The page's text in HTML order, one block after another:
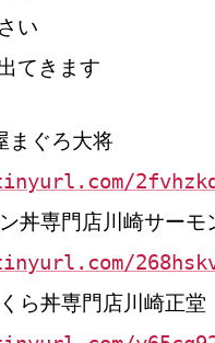
い
てきます
ぐろ大将
専門店川崎サーモ
丼専門店川崎正堂